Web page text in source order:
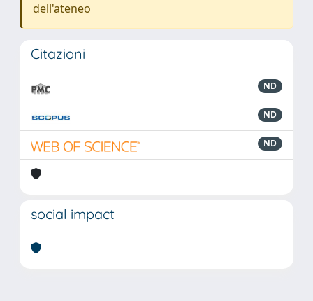
dell'ateneo
Citazioni
ND
ND
ND
social impact